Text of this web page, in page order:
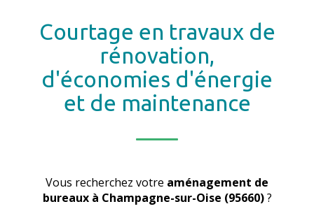
Courtage en travaux de
rénovation,
d'économies d'énergie
et de maintenance
Vous recherchez votre aménagement de
bureaux à Champagne-sur-Oise (95660) ?